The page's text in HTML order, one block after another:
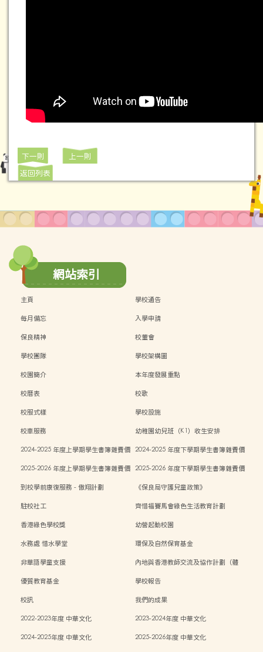
下一則
上一則
返回列表
網站索引
主頁
學校通告
每月備忘
入學申請
保良精神
校董會
學校團隊
學校架構圖
校園簡介
本年度發展重點
校曆表
校歌
校服式樣
學校設施
校車服務
幼稚園幼兒班（K1）收生安排
2024-2025 年度上學期學生書簿雜費價 2024-2025 年度下學期學生書簿雜費價
2025-2026 年度上學期學生書簿雜費價 2025-2026 年度下學期學生書簿雜費價
到校學前康復服務 - 傲翔計劃
《保良局守護兒童政策》
駐校社工
齊惜福賽馬會綠色生活教育計劃
香港綠色學校獎
幼營起動校園
水務處 惜水學堂
環保及自然保育基金
非華語學童支援
內地與香港教師交流及協作計劃（體
優質教育基金
學校報告
校訊
我們的成果
2022-2023年度 中華文化
2023-2024年度 中華文化
2024-2025年度 中華文化
2025-2026年度 中華文化